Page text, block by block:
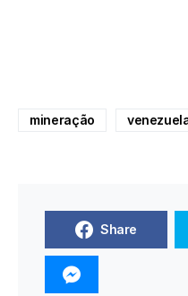
mineração
Share